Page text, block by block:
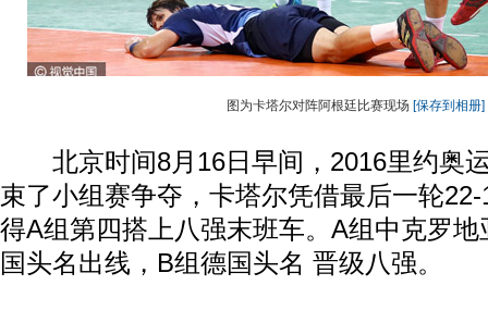
图为卡塔尔对阵阿根廷比赛现场 [保存到相册]
北京时间8月16日早间，2016里约奥
束了小组赛争夺，卡塔尔凭借最后一轮
得A组第四搭上八强末班车。A组中克罗
国头名出线，B组德国头名 晋级八强。